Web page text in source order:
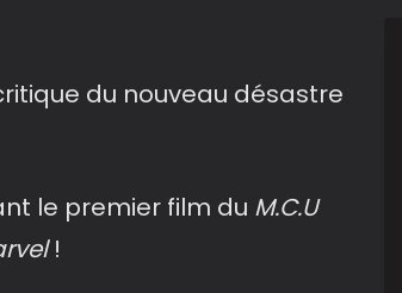
du nouveau désastre
le premier film du M.C.U
!